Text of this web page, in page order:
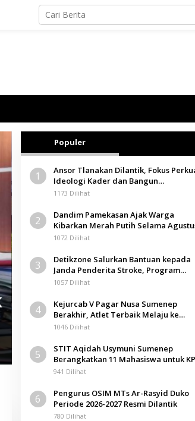
Berita
KLK Soroti
Sumenep Rp1,39
Populer
1
Ansor Tlanakan Dilantik, Fokus
Ideologi Kader dan Bangun
Kemandirian Ekonomi
1173 Dilihat
2
Dandim Pamekasan Ajak Warga
Kibarkan Merah Putih Selama
1072 Dilihat
3
Detikzone Salurkan Bantuan kepada
Janda Penderita Stroke, Program
Berbagi Masuki Hari ke-61
1057 Dilihat
4
Kejurcab V Pagar Nusa Sumenep
Berakhir, Atlet Terbaik Melaju ke
Kejurwil Jatim
1046 Dilihat
5
STIT Aqidah Usymuni Sumenep
Berangkatkan 11 Mahasiswa untuk
Internasional di Malaysia
941 Dilihat
6
Pengurus OSIM MTs Ar-Rasyid Duko
Periode 2026-2027 Resmi Dilantik
780 Dilihat